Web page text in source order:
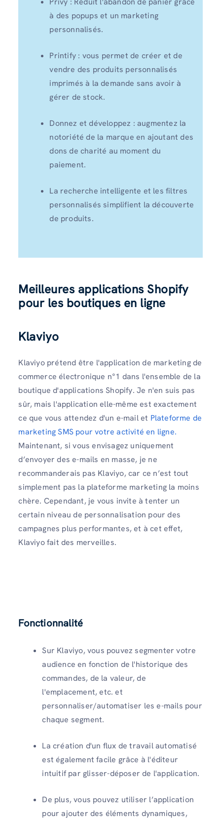
à des popups et un marketing
personnalisés.
Printify : vous permet de créer et de
vendre des produits personnalisés
imprimés à la demande sans avoir à
gérer de stock.
Donnez et développez : augmentez la
notoriété de la marque en ajoutant des
dons de charité au moment du
paiement.
La recherche intelligente et les filtres
personnalisés simplifient la découverte
de produits.
Meilleures applications Shopify
pour les boutiques en ligne
Klaviyo
Klaviyo prétend être l'application de marketing de
commerce électronique n°1 dans l'ensemble de la
boutique d'applications Shopify. Je n'en suis pas
sûr, mais l'application elle-même est exactement
ce que vous attendez d'un e-mail et Plateforme de
marketing SMS pour votre activité en ligne.
Maintenant, si vous envisagez uniquement
d’envoyer des e-mails en masse, je ne
recommanderais pas Klaviyo, car ce n’est tout
simplement pas la plateforme marketing la moins
chère. Cependant, je vous invite à tenter un
certain niveau de personnalisation pour des
campagnes plus performantes, et à cet effet,
Klaviyo fait des merveilles.
Fonctionnalité
Sur Klaviyo, vous pouvez segmenter votre
audience en fonction de l'historique des
commandes, de la valeur, de
l'emplacement, etc. et
personnaliser/automatiser les e-mails pour
chaque segment.
La création d'un flux de travail automatisé
est également facile grâce à l'éditeur
intuitif par glisser-déposer de l'application.
De plus, vous pouvez utiliser l’application
pour ajouter des éléments dynamiques,